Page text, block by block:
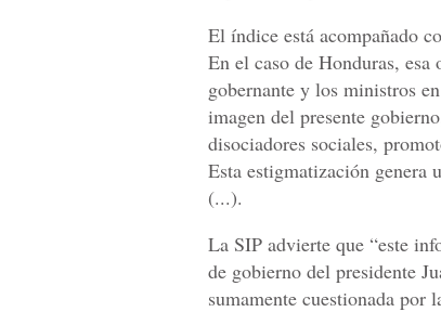
El índice está acompañado
En el caso de Honduras,
gobernante y los ministros
imagen del presente
disociadores sociales,
Esta estigmatización genera
(...).
La SIP advierte que “este
de gobierno del presidente
sumamente cuestionada por